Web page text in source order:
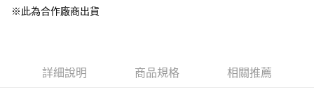
※此為合作廠商出貨
詳細說明 商品規格 相關推薦